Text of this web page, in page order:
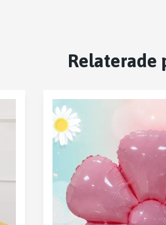
Relaterade